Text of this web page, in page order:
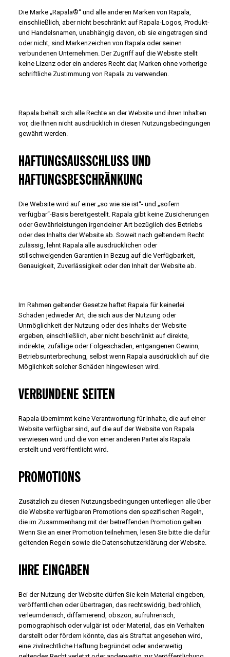
Die Marke „Rapala®“ und alle anderen Marken von Rapala,
einschließlich, aber nicht beschränkt auf Rapala-Logos, Produkt-
und Handelsnamen, unabhängig davon, ob sie eingetragen sind
oder nicht, sind Markenzeichen von Rapala oder seinen
verbundenen Unternehmen. Der Zugriff auf die Website stellt
keine Lizenz oder ein anderes Recht dar, Marken ohne vorherige
schriftliche Zustimmung von Rapala zu verwenden.
Rapala behält sich alle Rechte an der Website und ihren Inhalten
vor, die Ihnen nicht ausdrücklich in diesen Nutzungsbedingungen
gewährt werden.
HAFTUNGSAUSSCHLUSS UND
HAFTUNGSBESCHRÄNKUNG
Die Website wird auf einer „so wie sie ist“- und „sofern
verfügbar“-Basis bereitgestellt. Rapala gibt keine Zusicherungen
oder Gewährleistungen irgendeiner Art bezüglich des Betriebs
oder des Inhalts der Website ab. Soweit nach geltendem Recht
zulässig, lehnt Rapala alle ausdrücklichen oder
stillschweigenden Garantien in Bezug auf die Verfügbarkeit,
Genauigkeit, Zuverlässigkeit oder den Inhalt der Website ab.
Im Rahmen geltender Gesetze haftet Rapala für keinerlei
Schäden jedweder Art, die sich aus der Nutzung oder
Unmöglichkeit der Nutzung oder des Inhalts der Website
ergeben, einschließlich, aber nicht beschränkt auf direkte,
indirekte, zufällige oder Folgeschäden, entgangenen Gewinn,
Betriebsunterbrechung, selbst wenn Rapala ausdrücklich auf die
Möglichkeit solcher Schäden hingewiesen wird.
VERBUNDENE SEITEN
Rapala übernimmt keine Verantwortung für Inhalte, die auf einer
Website verfügbar sind, auf die auf der Website von Rapala
verwiesen wird und die von einer anderen Partei als Rapala
erstellt und veröffentlicht wird.
PROMOTIONS
Zusätzlich zu diesen Nutzungsbedingungen unterliegen alle über
die Website verfügbaren Promotions den spezifischen Regeln,
die im Zusammenhang mit der betreffenden Promotion gelten.
Wenn Sie an einer Promotion teilnehmen, lesen Sie bitte die dafür
geltenden Regeln sowie die Datenschutzerklärung der Website.
IHRE EINGABEN
Bei der Nutzung der Website dürfen Sie kein Material eingeben,
veröffentlichen oder übertragen, das rechtswidrig, bedrohlich,
verleumderisch, diffamierend, obszön, aufrührerisch,
pornographisch oder vulgär ist oder Material, das ein Verhalten
darstellt oder fördern könnte, das als Straftat angesehen wird,
eine zivilrechtliche Haftung begründet oder anderweitig